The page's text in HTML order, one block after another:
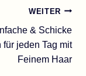
WEITER
& Schicke
für jeden Tag mit
Feinem Haar